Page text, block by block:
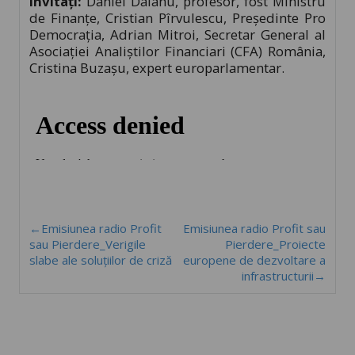
de Finanțe, Cristian Pîrvulescu, Președinte Pro
Democrația, Adrian Mitroi, Secretar General al
Asociației Analiștilor Financiari (CFA) România,
Cristina Buzașu, expert europarlamentar.
←Emisiunea radio Profit
sau Pierdere_Verigile
slabe ale soluţiilor de criză
Emisiunea radio Profit sau
Pierdere_Proiecte
europene de dezvoltare a
infrastructurii→